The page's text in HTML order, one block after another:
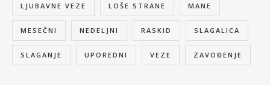
LJUBAVNE VEZE LOŠE STRANE MANE
MESEČNI NEDELJNI RASKID SLAGALICA
SLAGANJE UPOREDNI VEZE ZAVOĐENJE